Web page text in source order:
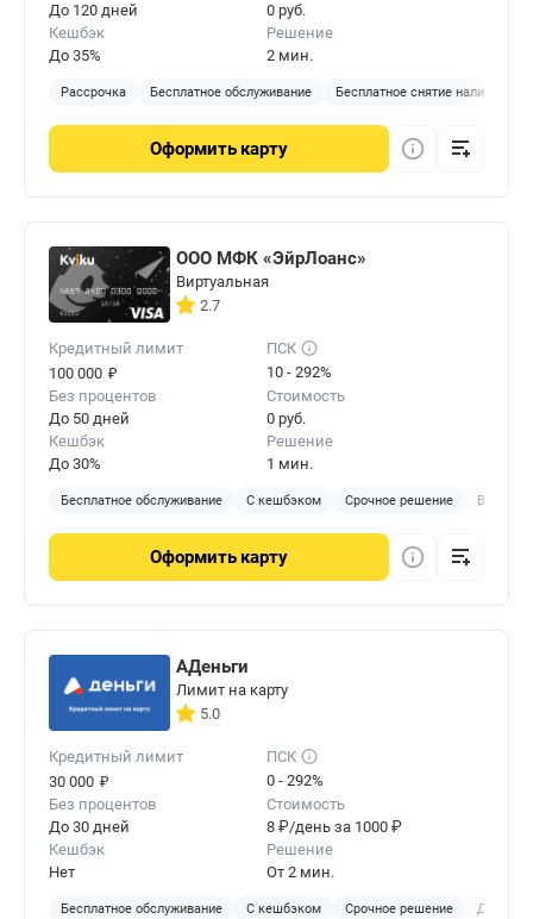
До 120 дней
0 руб.
Кешбэк
До 35%
Решение
2 мин.
Рассрочка Бесплатное обслуживание Бесплатное снятие наличных
Оформить карту
ООО МФК «ЭйрЛоанс»
Виртуальная
2.7
Кредитный лимит
100 000 ₽
ПСК
10 - 292%
Без процентов
До 50 дней
Стоимость
0 руб.
Кешбэк
До 30%
Решение
1 мин.
Бесплатное обслуживание С кешбэком Срочное решение
Оформить карту
АДеньги
Лимит на карту
5.0
Кредитный лимит
30 000 ₽
ПСК
0 - 292%
Без процентов
До 30 дней
Стоимость
8 ₽/день за 1000 ₽
Кешбэк
Нет
Решение
От 2 мин.
Бесплатное обслуживание С кешбэком Срочное решение